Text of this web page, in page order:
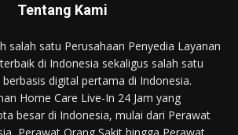
Tentang Kami
salah satu Perusahaan Penyedia Layanan
di Indonesia sekaligus salah satu
digital pertama di Indonesia.
Home Care Live-In 24 Jam yang
besar di Indonesia, mulai dari Perawat